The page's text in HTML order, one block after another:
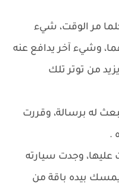
مر الوقت، شيء
وشيء آخر يدافع عنه
من توتر تلك
له برسالة، وقررت
.
عليها، وجدت سيارته
بيده باقة من